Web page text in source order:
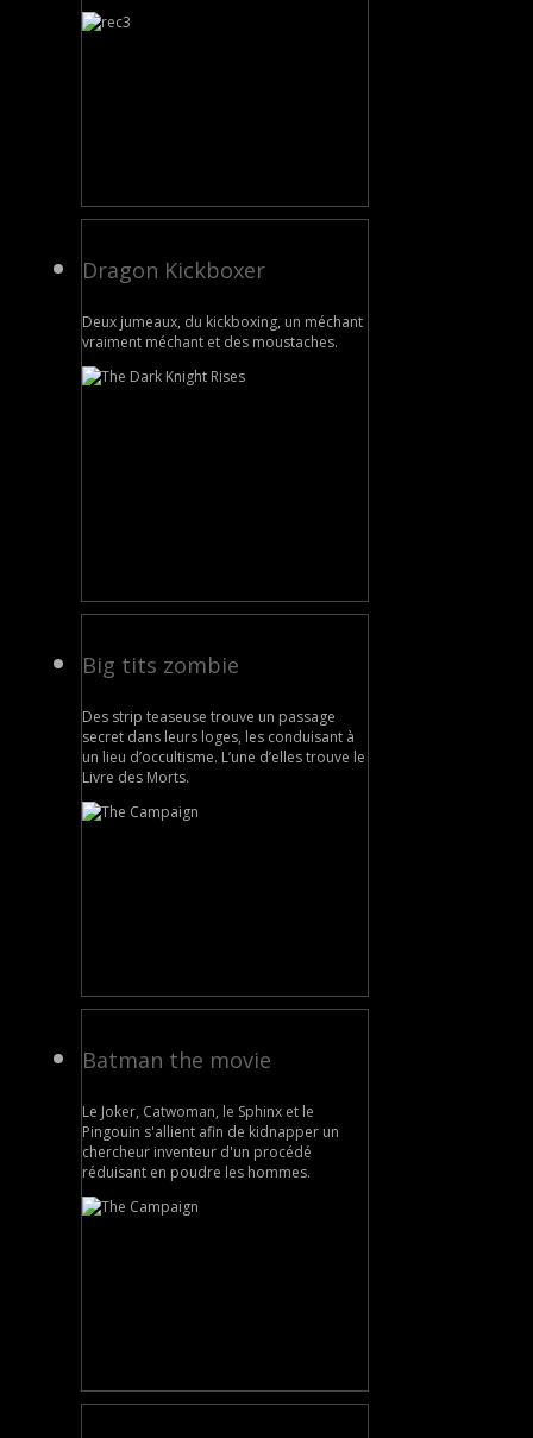
Dragon Kickboxer
Deux jumeaux, du kickboxing, un méchant
vraiment méchant et des moustaches.
Big tits zombie
Des strip teaseuse trouve un passage
secret dans leurs loges, les conduisant à
un lieu d’occultisme. L’une d’elles trouve le
Livre des Morts.
Batman the movie
Le Joker, Catwoman, le Sphinx et le
Pingouin s'allient afin de kidnapper un
chercheur inventeur d'un procédé
réduisant en poudre les hommes.